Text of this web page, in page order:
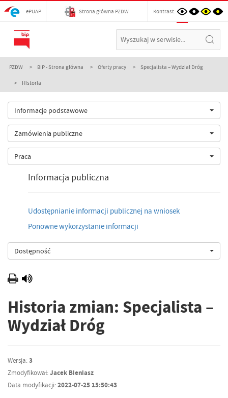
ePUAP Strona główna PZDW Kontrast:
PZDW BIP - Strona główna Oferty pracy Specjalista – Wydział Dróg
Historia
Informacje podstawowe
Zamówienia publiczne
Praca
Informacja publiczna
Udostępnianie informacji publicznej na wniosek
Ponowne wykorzystanie informacji
Dostępność
Historia zmian: Specjalista –
Wydział Dróg
Wersja:3
Zmodyfikował:Jacek Bieniasz
Data modyfikacji:2022-07-25 15:50:43